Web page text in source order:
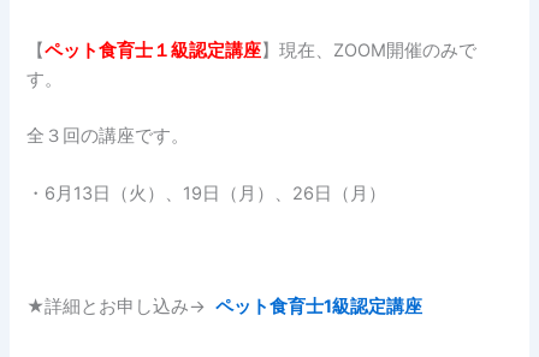
【ペット食育士１級認定講座】現在、ZOOM開催のみで
す。
全３回の講座です。
・6月13日（火）、19日（月）、26日（月）
★詳細とお申し込み→ペット食育士1級認定講座